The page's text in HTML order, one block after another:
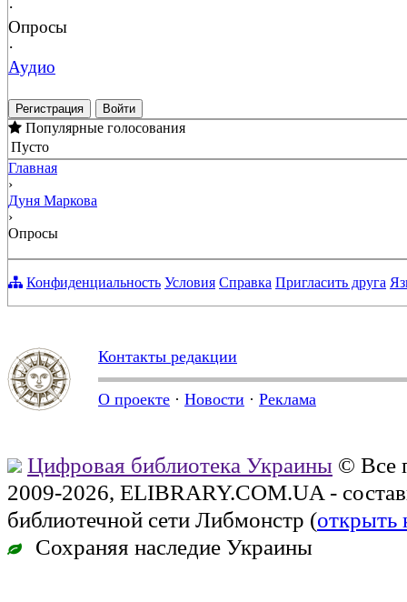
·
Опросы
·
Аудио
Регистрация Войти
Популярные голосования
Пусто
Главная
›
Дуня Маркова
›
Опросы
Конфиденциальность Условия Справка Пригласить друга
Контакты редакции
О проекте · Новости · Реклама
Цифровая библиотека Украины © Все
2009-2026, ELIBRARY.COM.UA -
библиотечной сети Либмонстр (открыть
Сохраняя наследие Украины